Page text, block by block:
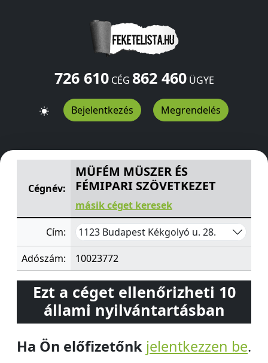
726 610CÉG 862 460ÜGYE
Bejelentkezés Megrendelés
MÜFÉM MÜSZER ÉS FÉMIPARI SZÖVETKEZET
Kékgolyó
Cégnév:
MÜFÉM MÜSZER ÉS
FÉMIPARI SZÖVETKEZET
másik céget keresek
Cím: 1123 Budapest Kékgolyó u. 28.
Adószám: 10023772
Ezt a céget ellenőrizheti 10
állami nyilvántartásban
Ha Ön előfizetőnk jelentkezzen be.